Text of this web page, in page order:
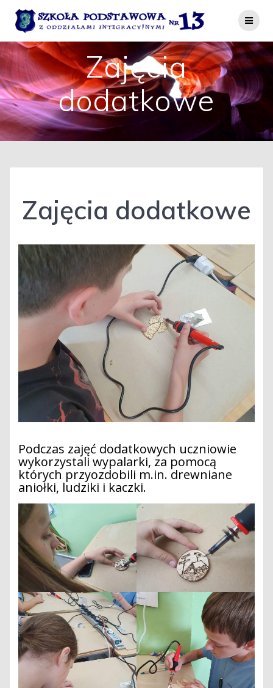
do
treści
Zajęcia
dodatkowe
Zajęcia dodatkowe
Podczas zajęć dodatkowych uczniowie
wykorzystali wypalarki, za pomocą
których przyozdobili m.in. drewniane
aniołki, ludziki i kaczki.